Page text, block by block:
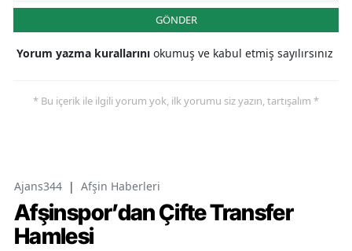
GÖNDER
Yorum yazma kurallarını okumuş ve kabul etmiş sayılırsınız
* Bu içerik ile ilgili yorum yok, ilk yorumu siz yazın, tartışalım *
Ajans344 | Afşin Haberleri
Afşinspor’dan Çifte Transfer
Hamlesi